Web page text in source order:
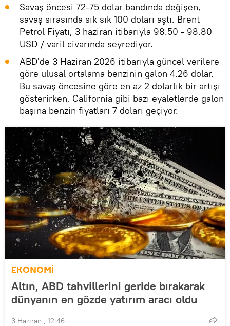
Savaş öncesi 72-75 dolar bandında değişen,
savaş sırasında sık sık 100 doları aştı. Brent
Petrol Fiyatı, 3 haziran itibarıyla 98.50 - 98.80
USD / varil civarında seyrediyor.
ABD'de 3 Haziran 2026 itibarıyla güncel verilere
göre ulusal ortalama benzinin galon 4.26 dolar.
Bu savaş öncesine göre en az 2 dolarlık bir artışı
gösterirken, California gibi bazı eyaletlerde galon
başına benzin fiyatları 7 doları geçiyor.
EKONOMİ
Altın, ABD tahvillerini geride bırakarak
dünyanın en gözde yatırım aracı oldu
3 Haziran , 12:46